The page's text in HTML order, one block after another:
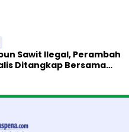
Sawit Ilegal, Perambah
Ditangkap Bersama